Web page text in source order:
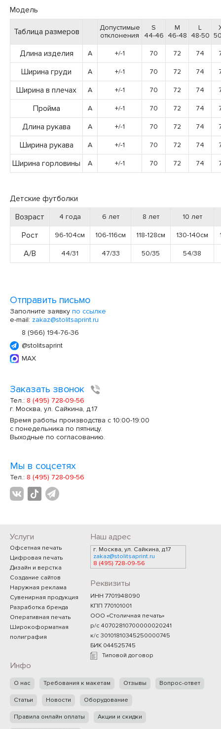
Модель
Таблица размеров
Допустимые
отклонения
S
44-46
M
46-48
L
48-50
Длина изделия A +/-1 70 72 74
Ширина груди A +/-1 70 72 74
Ширина в плечах A +/-1 70 72 74
Пройма A +/-1 70 72 74
Длина рукава A +/-1 70 72 74
Ширина рукава A +/-1 70 72 74
Ширина горловины A +/-1 70 72 74
Детские футболки
Возраст
4 года 6 лет 8 лет 10 лет
Рост 96-104см 106-116см 118-128см 130-140см
А/В 44/31 47/33 50/35 54/38
Отправить письмо
Заполните заявку по ссылке
e-mail: zakaz@stolitsaprint.ru
8 (966) 194-76-36
@stolitsaprint
MAX
Заказать звонок
Тел.: 8 (495) 728-09-56
г. Москва, ул. Сайкина, д.17
Время работы производства с 10:00-19:00
с понедельника по пятницу.
Выходные по согласованию.
Мы в соцсетях
Тел.: 8 (495) 728-09-56
Услуги
Офсетная печать
Цифровая печать
Дизайн и верстка
Создание сайтов
Наружная реклама
Сувенирная продукция
Разработка бренда
Оперативная печать
Широкоформатная
полиграфия
Наш адрес
г. Москва, ул. Сайкина, д.17
zakaz@stolitsaprint.ru
8 (495) 728-09-56
Реквизиты
ИНН 7701948090
КПП 770101001
ООО «Столичная печать»
р/с 40702810700000020241
к/с 30101810345250000745
БИК 044525745
Типовой договор
Инфо
О нас Требования к макетам Отзывы Вопрос-ответ
Статьи Новости Оборудование
Правила онлайн оплаты Акции и скидки